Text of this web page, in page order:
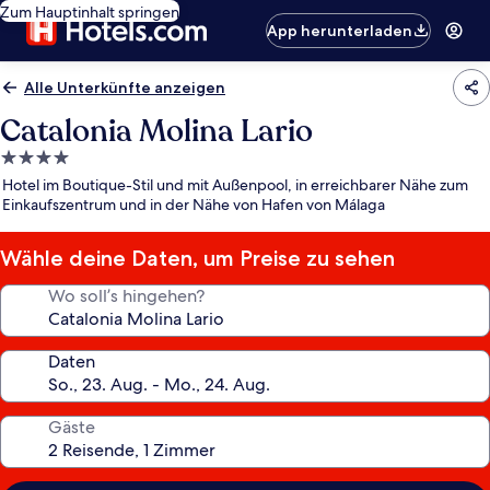
Zum Hauptinhalt springen
App herunterladen
Alle Unterkünfte anzeigen
Catalonia Molina Lario
4.0-
Sterne-
Unterkunft
Hotel im Boutique-Stil und mit Außenpool, in erreichbarer Nähe zum
Einkaufszentrum und in der Nähe von Hafen von Málaga
Wähle deine Daten, um Preise zu sehen
Wo soll’s hingehen?
Daten
Gäste